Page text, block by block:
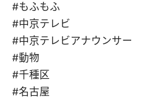
#もふもふ
#中京テレビ
#中京テレビアナウンサー
#動物
#千種区
#名古屋